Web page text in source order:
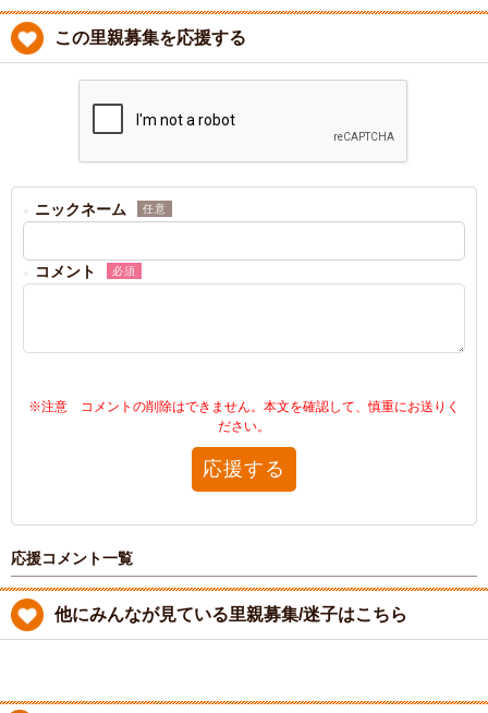
この里親募集を応援する
ニックネーム 任意
コメント 必須
※注意 コメントの削除はできません。本文を確認して、慎重にお送りく
ださい。
応援する
応援コメント一覧
他にみんなが見ている里親募集/迷子はこちら